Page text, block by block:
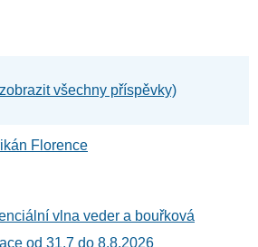
všechny příspěvky)
Florence
vlna veder a bouřková
od 31.7 do 8.8.2026